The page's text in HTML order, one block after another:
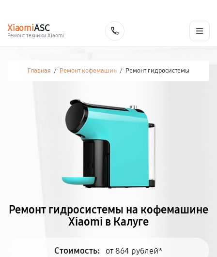
XiaomiASC
Ремонт техники Xiaomi
Главная / Ремонт кофемашин / Ремонт гидросистемы
Ремонт гидросистемы на кофемашине
Xiaomi в Калуге
Стоимость: от 864 рублей*